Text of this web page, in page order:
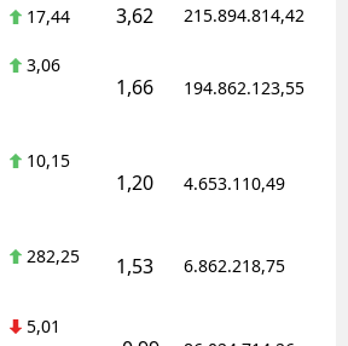
17,44 3,62 215.894.814,42
3,06
1,66 194.862.123,55
10,15
1,20 4.653.110,49
282,25 1,53 6.862.218,75
5,01